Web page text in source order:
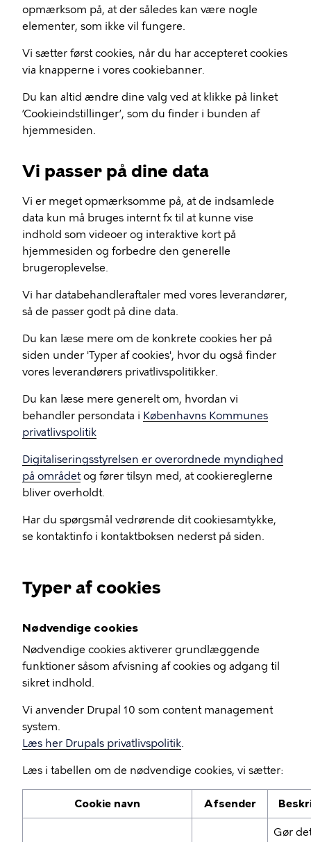
opmærksom på, at der således kan være nogle
elementer, som ikke vil fungere.
Vi sætter først cookies, når du har accepteret cookies
via knapperne i vores cookiebanner.
Du kan altid ændre dine valg ved at klikke på linket
’Cookieindstillinger’, som du finder i bunden af
hjemmesiden.
Vi passer på dine data
Vi er meget opmærksomme på, at de indsamlede
data kun må bruges internt fx til at kunne vise
indhold som videoer og interaktive kort på
hjemmesiden og forbedre den generelle
brugeroplevelse.
Vi har databehandleraftaler med vores leverandører,
så de passer godt på dine data.
Du kan læse mere om de konkrete cookies her på
siden under 'Typer af cookies', hvor du også finder
vores leverandørers privatlivspolitikker.
Du kan læse mere generelt om, hvordan vi
behandler persondata i Københavns Kommunes
privatlivspolitik
Digitaliseringsstyrelsen er overordnede myndighed
på områdetog fører tilsyn med, at cookiereglerne
bliver overholdt.
Har du spørgsmål vedrørende dit cookiesamtykke,
se kontaktinfo i kontaktboksen nederst på siden.
Typer af cookies
Nødvendige cookies
Nødvendige cookies aktiverer grundlæggende
funktioner såsom afvisning af cookies og adgang til
sikret indhold.
Vi anvender Drupal 10 som content management
system.
Læs her Drupals privatlivspolitik.
Læs i tabellen om de nødvendige cookies, vi sætter:
Cookie navn Afsender
Gør